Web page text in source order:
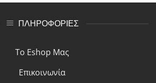
ΠΛΗΡΟΦΟΡΙΕΣ
Το Eshop Μας
Επικοινωνία